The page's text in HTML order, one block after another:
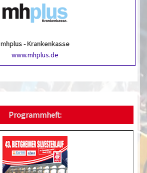
mhplus - Krankenkasse
www.mhplus.de
Programmheft: